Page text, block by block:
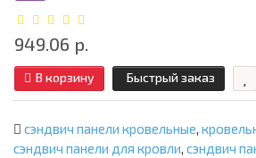
949.06 р.
В корзину Быстрый заказ
сэндвич панели кровельные,
сэндвич панели для кровли, сэндвич